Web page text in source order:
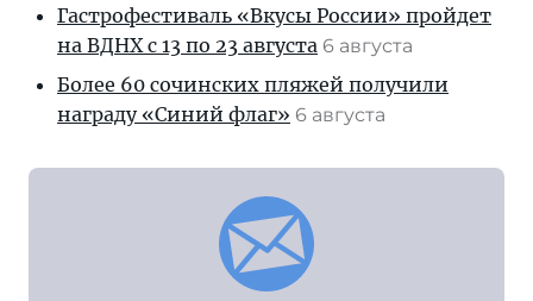
Гастрофестиваль «Вкусы России» пройдет
на ВДНХ с 13 по 23 августа 6 августа
Более 60 сочинских пляжей получили
награду «Синий флаг» 6 августа